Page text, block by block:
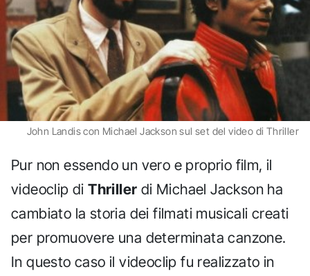
John Landis con Michael Jackson sul set del video di Thriller
Pur non essendo un vero e proprio film, il
videoclip diThriller di Michael Jackson ha
cambiato la storia dei filmati musicali creati
per promuovere una determinata canzone.
In questo caso il videoclip fu realizzato in